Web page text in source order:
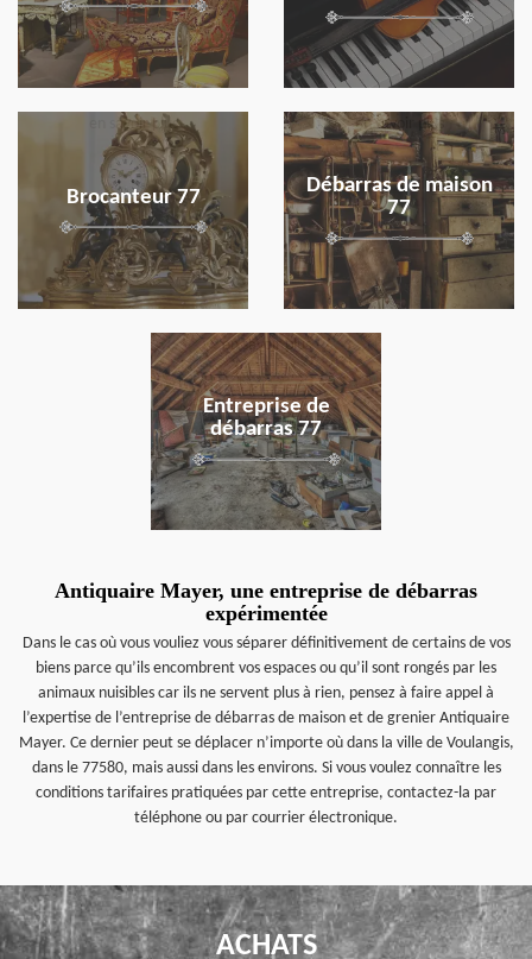
Brocanteur 77
en savoir plus
Débarras de maison
77
en savoir plus
Entreprise de
débarras 77
en savoir plus
Antiquaire Mayer, une entreprise de débarras
expérimentée
Dans le cas où vous vouliez vous séparer définitivement de certains de vos
biens parce qu’ils encombrent vos espaces ou qu’il sont rongés par les
animaux nuisibles car ils ne servent plus à rien, pensez à faire appel à
l’expertise de l’entreprise de débarras de maison et de grenier Antiquaire
Mayer. Ce dernier peut se déplacer n’importe où dans la ville de Voulangis,
dans le 77580, mais aussi dans les environs. Si vous voulez connaître les
conditions tarifaires pratiquées par cette entreprise, contactez-la par
téléphone ou par courrier électronique.
ACHATS